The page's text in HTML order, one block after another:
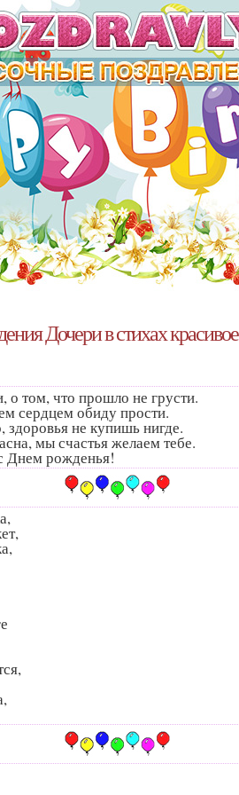
Дочери в стихах красивое
о том, что прошло не грусти.
сердцем обиду прости.
здоровья не купишь нигде.
мы счастья желаем тебе.
Днем рожденья!